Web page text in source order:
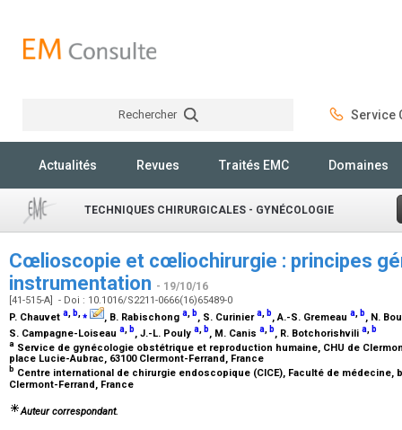
Rechercher Service
Actualités Revues Traités EMC Domaines
TECHNIQUES CHIRURGICALES - GYNÉCOLOGIE
Cœlioscopie et cœliochirurgie : principes
instrumentation - 19/10/16
[41-515-A] - Doi : 10.1016/S2211-0666(16)65489-0
P. Chauvet a, b,⁎ , B. Rabischong a, b, S. Curiniera, b, A.-S. Gremeau a, b, N.
S. Campagne-Loiseau a b, J.-L. Pouly a b, M. Canis a b, R. Botchorishvili a b
a Service de gynécologie obstétrique et reproduction humaine, CHU de
place Lucie-Aubrac, 63100 Clermont-Ferrand, France
b Centre international de chirurgie endoscopique (CICE), Faculté de médecine,
Clermont-Ferrand, France
Auteur correspondant.